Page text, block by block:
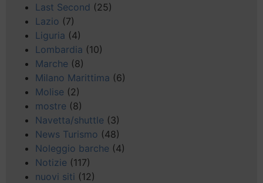
Last Second (25)
Lazio (7)
Liguria (4)
Lombardia (10)
Marche (8)
Milano Marittima (6)
Molise (2)
mostre (8)
Navetta/shuttle (3)
News Turismo (48)
Noleggio barche (4)
Notizie (117)
nuovi siti (12)